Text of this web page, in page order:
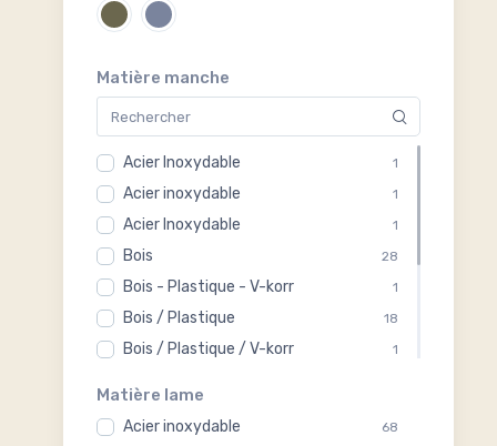
Matière manche
Acier Inoxydable 1
Acier inoxydable 1
Acier Inoxydable 1
Bois 28
Bois - Plastique - V-korr 1
Bois / Plastique 18
Bois / Plastique / V-korr 1
Matière lame
Acier inoxydable 68